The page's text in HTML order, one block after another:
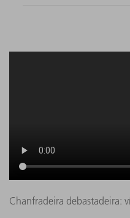
Chanfradeira debastadeira: